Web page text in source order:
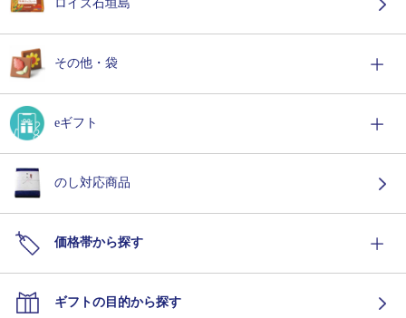
ロイズ石垣島
その他・袋
eギフト
のし対応商品
価格帯から探す
ギフトの目的から探す